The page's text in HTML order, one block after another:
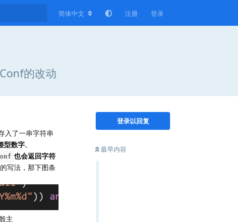
简体中文 注册 登录
的改动
登录以回复
最早内容
入了一串字符串
型数字。
也会返回字符
的写法，那下图条
主